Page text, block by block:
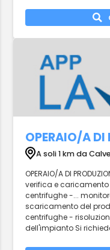
OPERAIO/A DI
A soli 1 km da
OPERAIO/A DI
verifica e
centrifughe -...
scaricamento del
centrifughe -
dell'impianto Si